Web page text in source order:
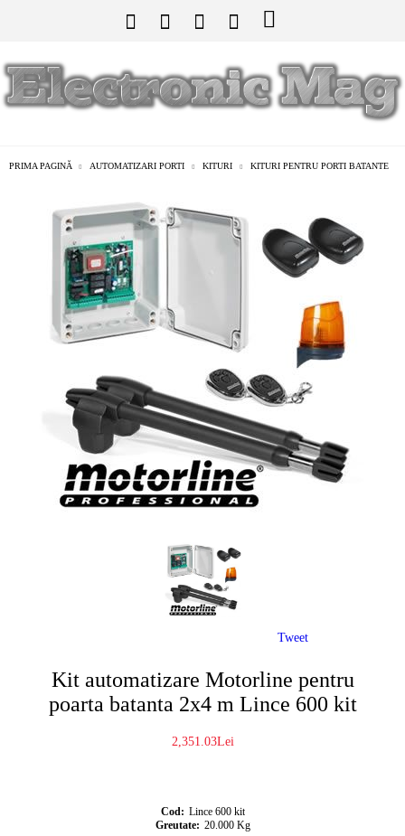
PRIMA PAGINĂ AUTOMATIZARI PORTI KITURI KITURI PENTRU PORTI BATANTE
Kit automatizare Motorline pentru
poarta batanta 2x4 m Lince 600 kit
2,351.03Lei
Cod: Lince 600 kit
Greutate: 20.000 Kg
Tweet